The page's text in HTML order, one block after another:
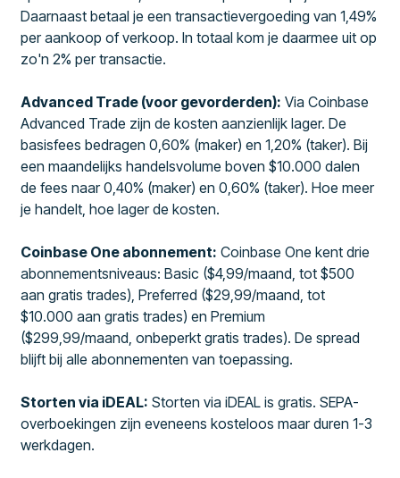
Daarnaast betaal je een transactievergoeding van 1,49%
per aankoop of verkoop. In totaal kom je daarmee uit op
zo'n 2% per transactie.
Advanced Trade (voor gevorderden): Via Coinbase
Advanced Trade zijn de kosten aanzienlijk lager. De
basisfees bedragen 0,60% (maker) en 1,20% (taker). Bij
een maandelijks handelsvolume boven $10.000 dalen
de fees naar 0,40% (maker) en 0,60% (taker). Hoe meer
je handelt, hoe lager de kosten.
Coinbase One abonnement: Coinbase One kent drie
abonnementsniveaus: Basic ($4,99/maand, tot $500
aan gratis trades), Preferred ($29,99/maand, tot
$10.000 aan gratis trades) en Premium
($299,99/maand, onbeperkt gratis trades). De spread
blijft bij alle abonnementen van toepassing.
Storten via iDEAL: Storten via iDEAL is gratis. SEPA-
overboekingen zijn eveneens kosteloos maar duren 1-3
werkdagen.